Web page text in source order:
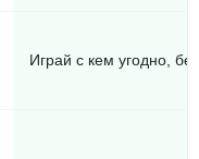
Играй с кем угодно,